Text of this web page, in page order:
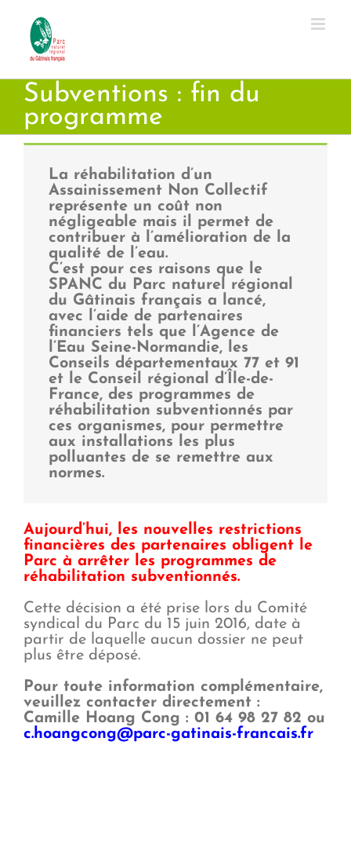
contenu
Subventions : fin du
programme
La réhabilitation d’un
Assainissement Non Collectif
représente un coût non
négligeable mais il permet de
contribuer à l’amélioration de la
qualité de l’eau.
C’est pour ces raisons que le
SPANC du Parc naturel régional
du Gâtinais français a lancé,
avec l’aide de partenaires
financiers tels que l’Agence de
l’Eau Seine-Normandie, les
Conseils départementaux 77 et 91
et le Conseil régional d’Île-de-
France, des programmes de
réhabilitation subventionnés par
ces organismes, pour permettre
aux installations les plus
polluantes de se remettre aux
normes.
Aujourd’hui, les nouvelles restrictions
financières des partenaires obligent le
Parc à arrêter les programmes de
réhabilitation subventionnés.
Cette décision a été prise lors du Comité
syndical du Parc du 15 juin 2016, date à
partir de laquelle aucun dossier ne peut
plus être déposé.
Pour toute information complémentaire,
veuillez contacter directement :
Camille Hoang Cong : 01 64 98 27 82 ou
c.hoangcong@parc-gatinais-francais.fr